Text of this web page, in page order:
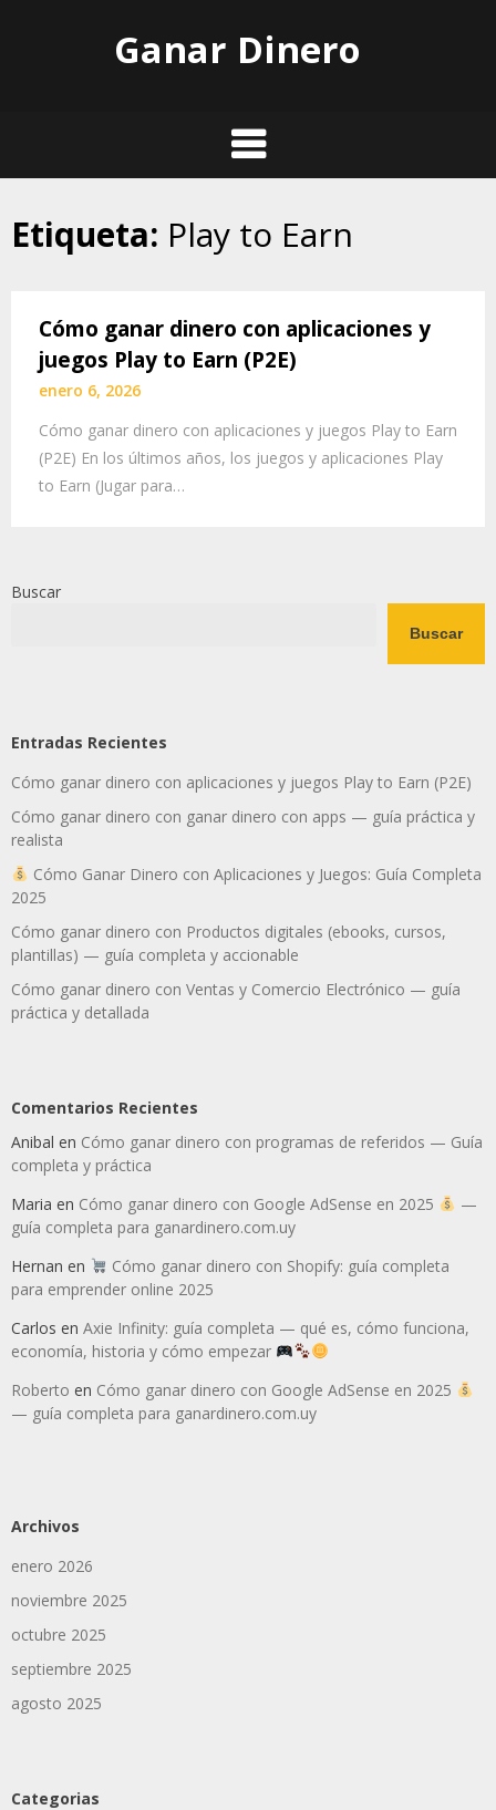
Ganar Dinero
Etiqueta: Play to Earn
Cómo ganar dinero con aplicaciones y
juegos Play to Earn (P2E)
enero 6, 2026
Cómo ganar dinero con aplicaciones y juegos Play to Earn
(P2E) En los últimos años, los juegos y aplicaciones Play
to Earn (Jugar para…
Buscar
Buscar
Entradas Recientes
Cómo ganar dinero con aplicaciones y juegos Play to Earn (P2E)
Cómo ganar dinero con ganar dinero con apps — guía práctica y
realista
Cómo Ganar Dinero con Aplicaciones y Juegos: Guía Completa
2025
Cómo ganar dinero con Productos digitales (ebooks, cursos,
plantillas) — guía completa y accionable
Cómo ganar dinero con Ventas y Comercio Electrónico — guía
práctica y detallada
Comentarios Recientes
Anibal en Cómo ganar dinero con programas de referidos — Guía
completa y práctica
Maria en Cómo ganar dinero con Google AdSense en 2025
—
guía completa para ganardinero.com.uy
Hernan en
Cómo ganar dinero con Shopify: guía completa
para emprender online 2025
Carlos en Axie Infinity: guía completa — qué es, cómo funciona,
economía, historia y cómo empezar
Roberto en Cómo ganar dinero con Google AdSense en 2025
— guía completa para ganardinero.com.uy
Archivos
enero 2026
noviembre 2025
octubre 2025
septiembre 2025
agosto 2025
Categorias